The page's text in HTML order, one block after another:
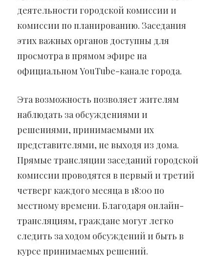
деятельности городской комиссии и
комиссии по планированию. Заседания
этих важных органов доступны для
просмотра в прямом эфире на
официальном YouTube-канале города.
Эта возможность позволяет жителям
наблюдать за обсуждениями и
решениями, принимаемыми их
представителями, не выходя из дома.
Прямые трансляции заседаний городской
комиссии проводятся в первый и третий
четверг каждого месяца в 18:00 по
местному времени. Благодаря онлайн-
трансляциям, граждане могут легко
следить за ходом обсуждений и быть в
курсе принимаемых решений.